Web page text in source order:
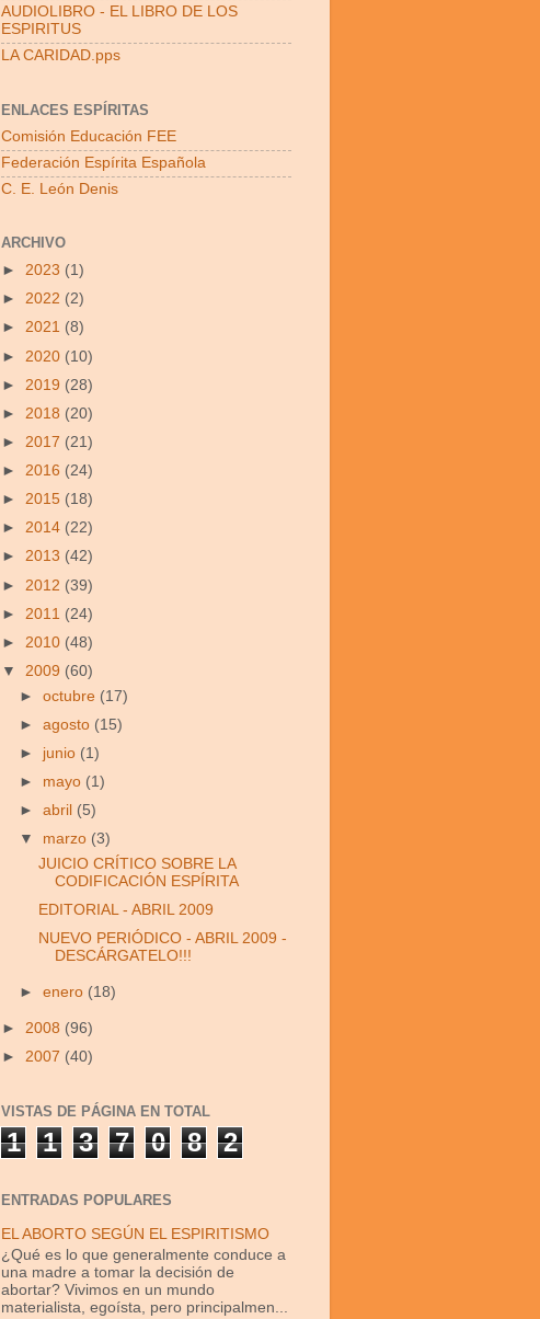
AUDIOLIBRO - EL LIBRO DE LOS
ESPIRITUS
LA CARIDAD.pps
ENLACES ESPÍRITAS
Comisión Educación FEE
Federación Espírita Española
C. E. León Denis
ARCHIVO
► 2023 (1)
► 2022 (2)
► 2021 (8)
► 2020 (10)
► 2019 (28)
► 2018 (20)
► 2017 (21)
► 2016 (24)
► 2015 (18)
► 2014 (22)
► 2013 (42)
► 2012 (39)
► 2011 (24)
► 2010 (48)
▼ 2009 (60)
►octubre (17)
►agosto (15)
► junio (1)
► mayo (1)
►abril (5)
▼ marzo (3)
JUICIO CRÍTICO SOBRE LA
CODIFICACIÓN ESPÍRITA
EDITORIAL - ABRIL 2009
NUEVO PERIÓDICO - ABRIL 2009 -
DESCÁRGATELO!!!
►enero (18)
► 2008 (96)
► 2007 (40)
VISTAS DE PÁGINA EN TOTAL
1 1 3 7 0 8 2
ENTRADAS POPULARES
EL ABORTO SEGÚN EL ESPIRITISMO
¿Qué es lo que generalmente conduce a
una madre a tomar la decisión de
abortar? Vivimos en un mundo
materialista, egoísta, pero principalmen...